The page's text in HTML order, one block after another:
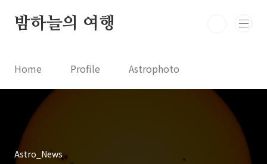
밤하늘의 여행
Home Profile Astrophoto
Astro News Astro Video
Astrophotography
Astro_News